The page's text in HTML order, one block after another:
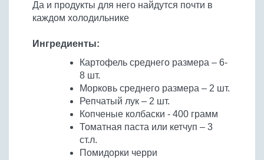
Крупы
Да и продукты для него найдутся почти в
каждом холодильнике
Ингредиенты:
Картофель среднего размера – 6-
8 шт.
Морковь среднего размера – 2 шт.
Репчатый лук – 2 шт.
Копченые колбаски - 400 грамм
Томатная паста или кетчуп – 3
ст.л.
Помидорки черри